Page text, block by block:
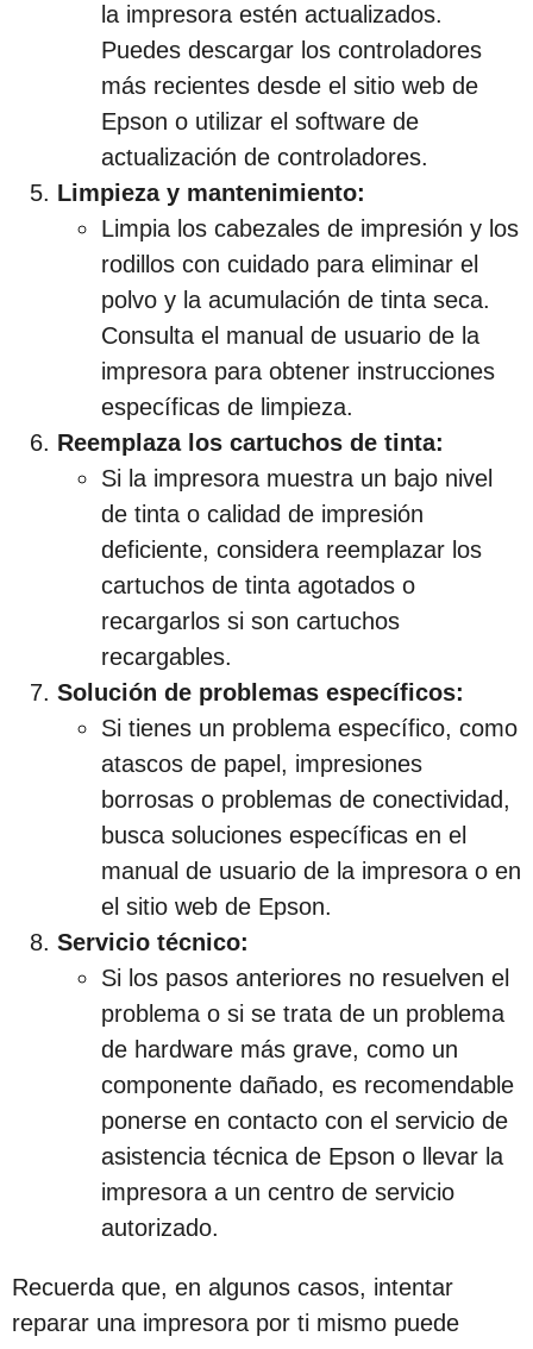
la impresora estén actualizados.
Puedes descargar los controladores
más recientes desde el sitio web de
Epson o utilizar el software de
actualización de controladores.
Limpieza y mantenimiento:
Limpia los cabezales de impresión y los
rodillos con cuidado para eliminar el
polvo y la acumulación de tinta seca.
Consulta el manual de usuario de la
impresora para obtener instrucciones
específicas de limpieza.
Reemplaza los cartuchos de tinta:
Si la impresora muestra un bajo nivel
de tinta o calidad de impresión
deficiente, considera reemplazar los
cartuchos de tinta agotados o
recargarlos si son cartuchos
recargables.
Solución de problemas específicos:
Si tienes un problema específico, como
atascos de papel, impresiones
borrosas o problemas de conectividad,
busca soluciones específicas en el
manual de usuario de la impresora o en
el sitio web de Epson.
Servicio técnico:
Si los pasos anteriores no resuelven el
problema o si se trata de un problema
de hardware más grave, como un
componente dañado, es recomendable
ponerse en contacto con el servicio de
asistencia técnica de Epson o llevar la
impresora a un centro de servicio
autorizado.
Recuerda que, en algunos casos, intentar
reparar una impresora por ti mismo puede